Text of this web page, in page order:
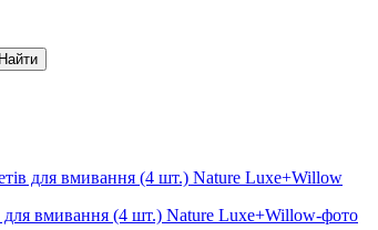
Найти
для вмивання (4 шт.) Nature Luxe+Willow